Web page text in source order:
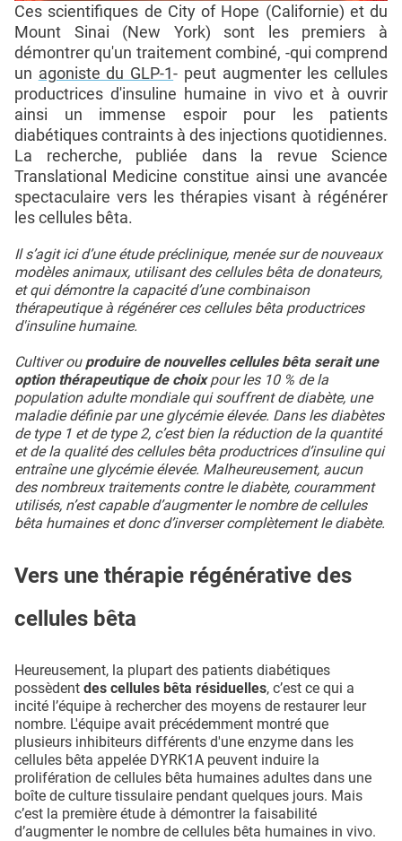
Ces scientifiques de City of Hope (Californie) et du
Mount Sinai (New York) sont les premiers à
démontrer qu'un traitement combiné, -qui comprend
un agoniste du GLP-1- peut augmenter les cellules
productrices d'insuline humaine in vivo et à ouvrir
ainsi un immense espoir pour les patients
diabétiques contraints à des injections quotidiennes.
La recherche, publiée dans la revue Science
Translational Medicine constitue ainsi une avancée
spectaculaire vers les thérapies visant à régénérer
les cellules bêta.
Il s’agit ici d’une étude préclinique, menée sur de nouveaux
modèles animaux, utilisant des cellules bêta de donateurs,
et qui démontre la capacité d’une combinaison
thérapeutique à régénérer ces cellules bêta productrices
d'insuline humaine.
Cultiver ou produire de nouvelles cellules bêta serait une
option thérapeutique de choixpour les 10 % de la
population adulte mondiale qui souffrent de diabète, une
maladie définie par une glycémie élevée. Dans les diabètes
de type 1 et de type 2, c’est bien la réduction de la quantité
et de la qualité des cellules bêta productrices d’insuline qui
entraîne une glycémie élevée. Malheureusement, aucun
des nombreux traitements contre le diabète, couramment
utilisés, n’est capable d’augmenter le nombre de cellules
bêta humaines et donc d’inverser complètement le diabète.
Vers une thérapie régénérative des
cellules bêta
Heureusement, la plupart des patients diabétiques
possèdent des cellules bêta résiduelles, c’est ce qui a
incité l’équipe à rechercher des moyens de restaurer leur
nombre. L'équipe avait précédemment montré que
plusieurs inhibiteurs différents d'une enzyme dans les
cellules bêta appelée DYRK1A peuvent induire la
prolifération de cellules bêta humaines adultes dans une
boîte de culture tissulaire pendant quelques jours. Mais
c’est la première étude à démontrer la faisabilité
d’augmenter le nombre de cellules bêta humaines in vivo.